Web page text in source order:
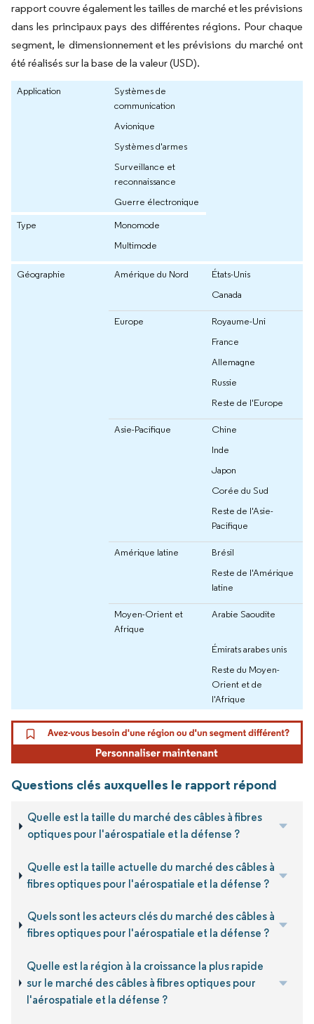
rapport couvre également les tailles de marché et les prévisions
dans les principaux pays des différentes régions. Pour chaque
segment, le dimensionnement et les prévisions du marché ont
été réalisés sur la base de la valeur (USD).
Application
Systèmes de
communication
Avionique
Systèmes d'armes
Surveillance et
reconnaissance
Guerre électronique
Type
Monomode
Multimode
Géographie Amérique du Nord
États-Unis
Canada
Europe
Royaume-Uni
France
Allemagne
Russie
Reste de l'Europe
Asie-Pacifique
Chine
Inde
Japon
Corée du Sud
Reste de l'Asie-
Pacifique
Amérique latine
Brésil
Reste de l'Amérique
latine
Moyen-Orient et
Afrique
Arabie Saoudite
Émirats arabes unis
Reste du Moyen-
Orient et de
l'Afrique
Questions clés auxquelles le rapport répond
Quelle est la taille du marché des câbles à fibres
optiques pour l'aérospatiale et la défense ?
Quelle est la taille actuelle du marché des câbles à
fibres optiques pour l'aérospatiale et la défense ?
Quels sont les acteurs clés du marché des câbles à
fibres optiques pour l'aérospatiale et la défense ?
Quelle est la région à la croissance la plus rapide
sur le marché des câbles à fibres optiques pour
l'aérospatiale et la défense ?